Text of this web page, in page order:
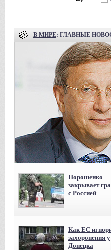
В МИРЕ: ГЛАВНЫЕ
Порошенко
закрывает
с Россией
Как ЕС
захоронения у
Донецка